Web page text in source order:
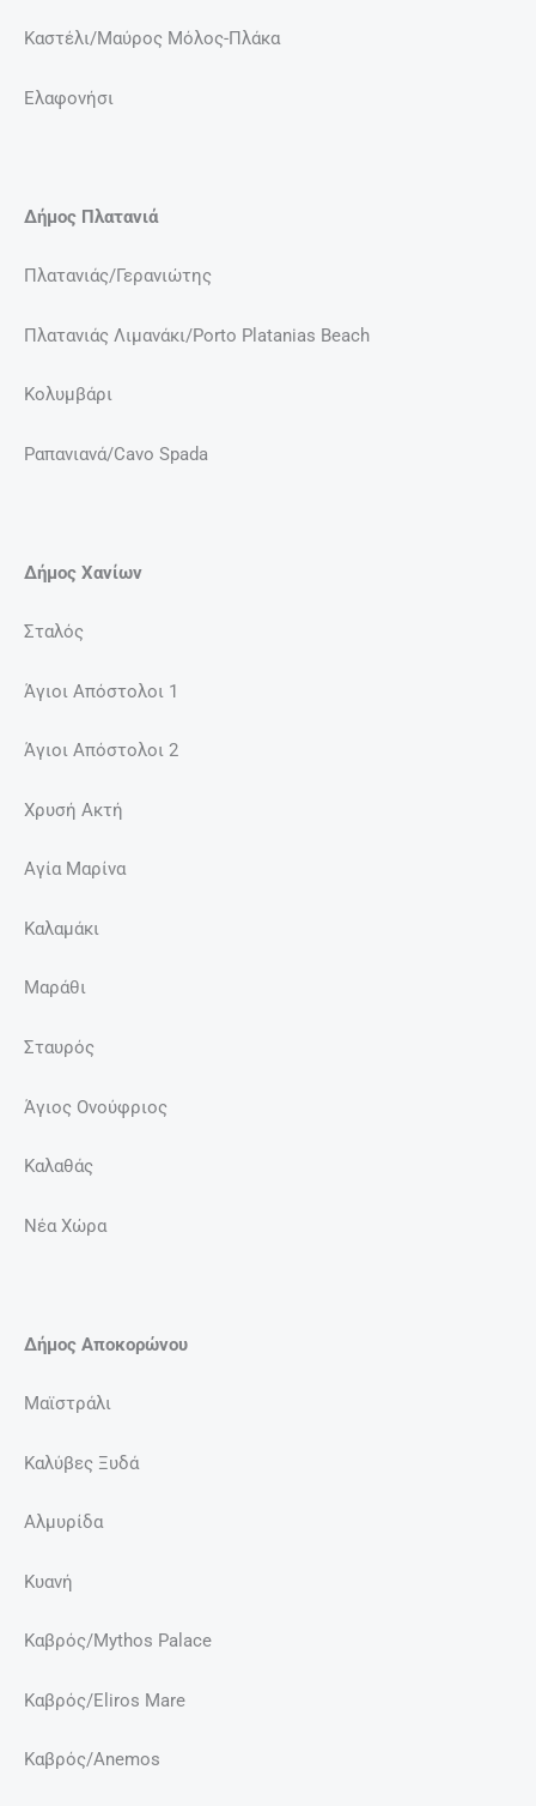
Καστέλι/Μαύρος Μόλος-Πλάκα
Ελαφονήσι
Δήμος Πλατανιά
Πλατανιάς/Γερανιώτης
Πλατανιάς Λιμανάκι/Porto Platanias Beach
Κολυμβάρι
Ραπανιανά/Cavo Spada
Δήμος Χανίων
Σταλός
Άγιοι Απόστολοι 1
Άγιοι Απόστολοι 2
Χρυσή Ακτή
Αγία Μαρίνα
Καλαμάκι
Μαράθι
Σταυρός
Άγιος Ονούφριος
Καλαθάς
Νέα Χώρα
Δήμος Αποκορώνου
Μαϊστράλι
Καλύβες Ξυδά
Αλμυρίδα
Κυανή
Καβρός/Mythos Palace
Καβρός/Eliros Mare
Καβρός/Anemos